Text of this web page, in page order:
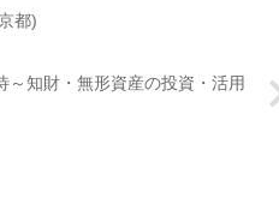
都)
知財・無形資産の投資・活用